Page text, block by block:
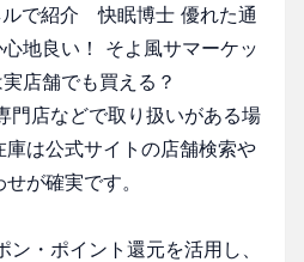
ルで紹介 快眠博士 優れた通
地良い！ そよ風サマーケッ
店舗でも買える？
門店などで取り扱いがある場
は公式サイトの店舗検索や
が確実です。
ン・ポイント還元を活用し、